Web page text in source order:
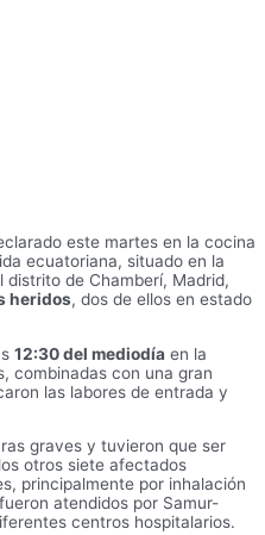
este martes en la cocina
ecuatoriana, situado en la
distrito de Chamberí, Madrid,
heridos, dos de ellos en estado
12:30 del mediodía en la
combinadas con una gran
las labores de entrada y
graves y tuvieron que ser
otros siete afectados
principalmente por inhalación
atendidos por Samur-
centros hospitalarios.